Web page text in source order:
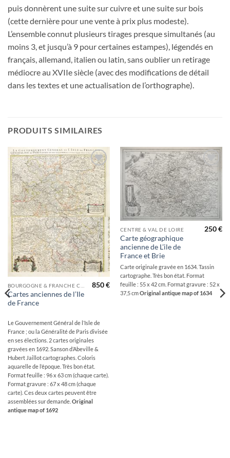
puis donnèrent une suite sur cuivre et une suite sur bois
(cette dernière pour une vente à prix plus modeste).
L’ensemble connut plusieurs tirages presque simultanés (au
moins 3, et jusqu’à 9 pour certaines estampes), légendés en
français, allemand, italien ou latin, sans oublier un retirage
médiocre au XVIIe siècle (avec des modifications de détail
dans les textes et une actualisation de l’orthographe).
PRODUITS SIMILAIRES
Ajouter
à la
wishlist
Cartes anciennes de l’Ile
de France
850€
Le Gouvernement Général de l’Isle de
France ; ou la Généralité de Paris divisée
en ses élections. 2 cartes originales
gravées en 1692. Sanson d’Abeville &
Hubert Jaillot cartographes. Coloris
aquarelle de l’époque. Très bon état.
Format feuille : 96 x 63 cm (chaque carte).
Format gravure : 67 x 48 cm (chaque
carte). Ces deux cartes peuvent être
assemblées sur demande. Original
antique map of 1692
Ajouter
à la
wishlist
CENTRE & VAL DE LOIRE
Carte géographique
ancienne de L’ile de
France et Brie
250€
Carte originale gravée en 1634. Tassin
cartographe. Très bon état. Format
feuille : 55 x 42 cm. Format gravure : 52 x
37,5 cmOriginal antique map of 1634